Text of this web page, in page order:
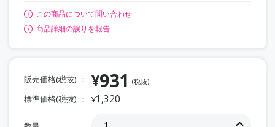
この商品について問い合わせ
商品詳細の誤りを報告
販売価格(税抜) ¥931 (税抜)
標準価格(税抜) ¥1,320